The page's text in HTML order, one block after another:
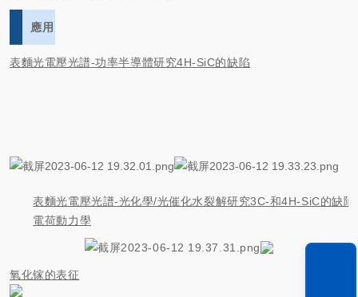
應用
表麵光電壓光譜-功率半導體研究4H-SiC的缺陷
表麵光電壓光譜-光化學/光催化水裂解研究3C-和4H-SiC的缺陷
電荷動力學
氧化镓的表征